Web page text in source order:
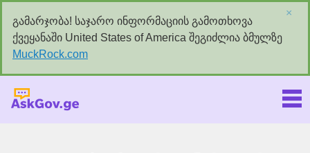
გამარჯობა! საჯარო ინფორმაციის გამოთხოვა
ქვეყანაში United States of America შეგიძლია ბმულზე
MuckRock.com
×